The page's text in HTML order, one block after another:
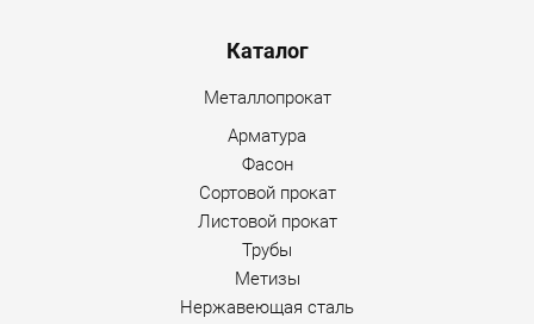
Каталог
Металлопрокат
Арматура
Фасон
Сортовой прокат
Листовой прокат
Трубы
Метизы
Нержавеющая сталь